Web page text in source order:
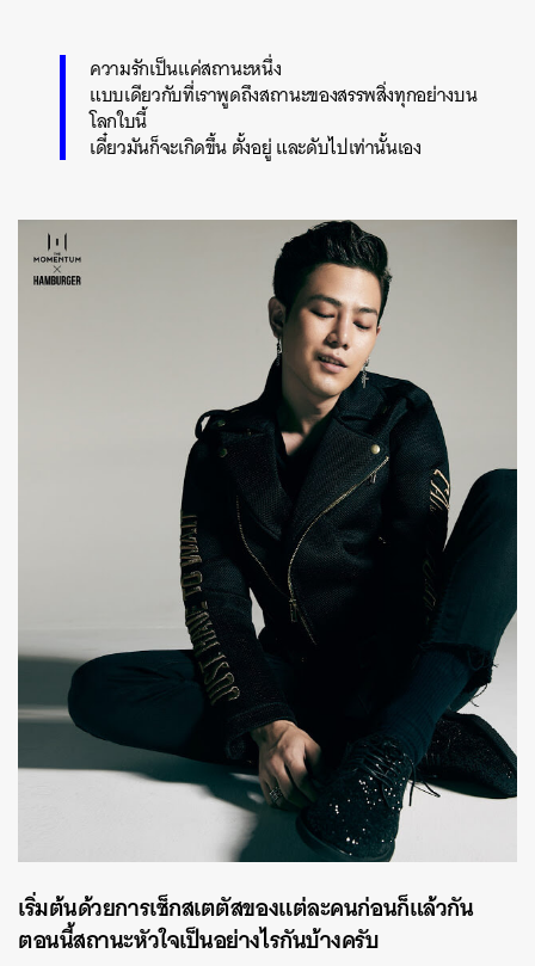
ความรักเป็นแค่สถานะหนึ่ง
แบบเดียวกับที่เราพูดถึงสถานะของสรรพสิ่งทุกอย่างบน
โลกใบนี้
เดี๋ยวมันก็จะเกิดขึ้น ตั้งอยู่ และดับไปเท่านั้นเอง
เริ่มต้นด้วยการเช็กสเตตัสของแต่ละคนก่อนก็แล้วกัน
ตอนนี้สถานะหัวใจเป็นอย่างไรกันบ้างครับ